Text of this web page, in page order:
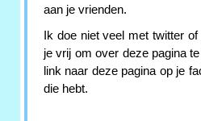
aan je vrienden.
Ik doe niet veel met twitter
je vrij om over deze pagina
link naar deze pagina op je
die hebt.